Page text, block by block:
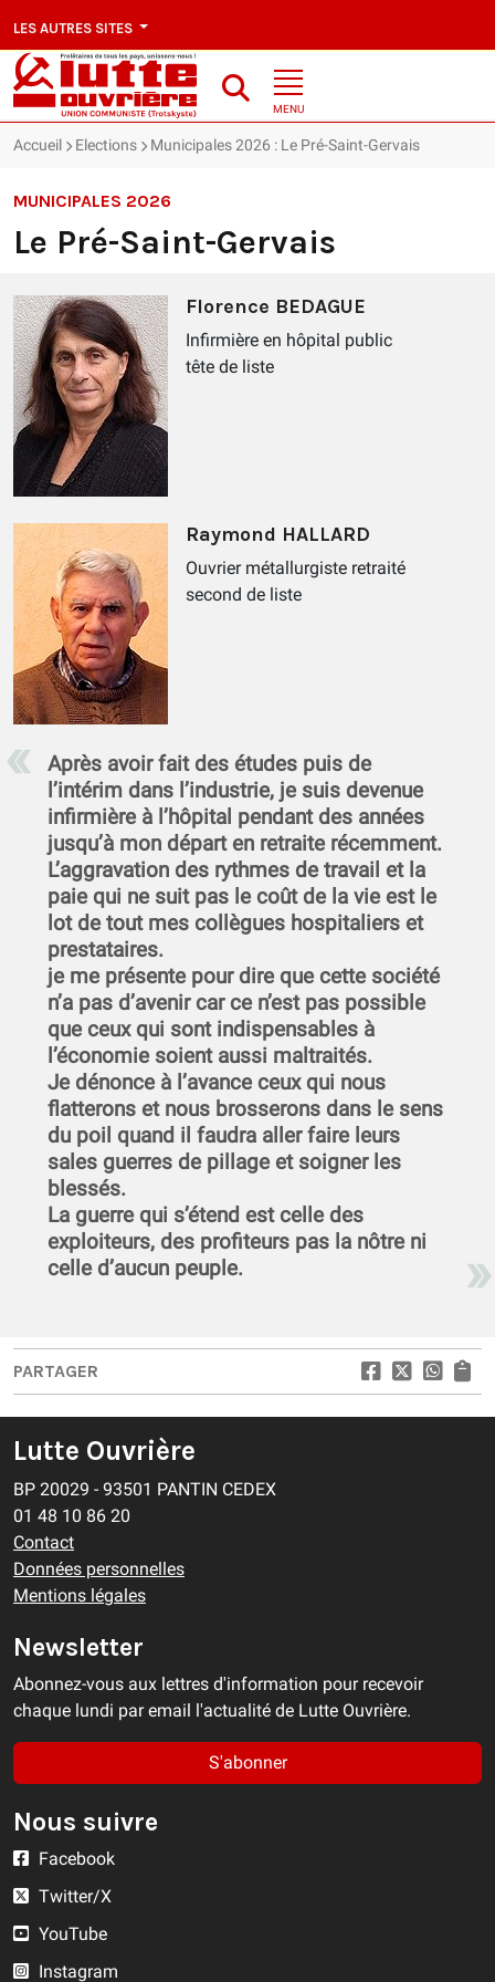
LES AUTRES SITES
MENU
Accueil Elections Municipales 2026 : Le Pré-Saint-Gervais
MUNICIPALES 2026
Le Pré-Saint-Gervais
Florence BEDAGUE
Infirmière en hôpital public
tête de liste
Raymond HALLARD
Ouvrier métallurgiste retraité
second de liste
Après avoir fait des études puis de
l’intérim dans l’industrie, je suis devenue
infirmière à l’hôpital pendant des années
jusqu’à mon départ en retraite récemment.
L’aggravation des rythmes de travail et la
paie qui ne suit pas le coût de la vie est le
lot de tout mes collègues hospitaliers et
prestataires.
je me présente pour dire que cette société
n’a pas d’avenir car ce n’est pas possible
que ceux qui sont indispensables à
l’économie soient aussi maltraités.
Je dénonce à l’avance ceux qui nous
flatterons et nous brosserons dans le sens
du poil quand il faudra aller faire leurs
sales guerres de pillage et soigner les
blessés.
La guerre qui s’étend est celle des
exploiteurs, des profiteurs pas la nôtre ni
celle d’aucun peuple.
PARTAGER
Lutte Ouvrière
BP 20029 - 93501 PANTIN CEDEX
01 48 10 86 20
Contact
Données personnelles
Mentions légales
Newsletter
Abonnez-vous aux lettres d'information pour recevoir
chaque lundi par email l'actualité de Lutte Ouvrière.
S'abonner
Nous suivre
Facebook
Twitter/X
YouTube
Instagram